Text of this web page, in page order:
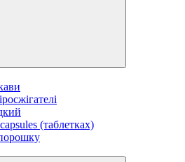
(таблетках)